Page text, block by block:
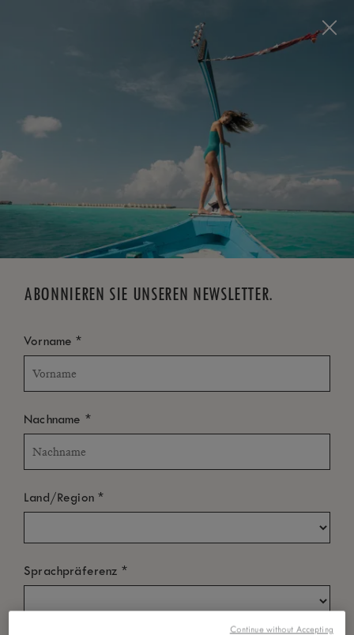
to enhance your experience
and make your visit easier and more comfortable.
JETZT BUCHEN
KOSTENLOSE STORNIERUNG
ABONNIEREN SIE UNSEREN NEWSLETTER.
Vorname*
Nachname *
Land/Region*
Sprachpräferenz *
Continue without Accepting